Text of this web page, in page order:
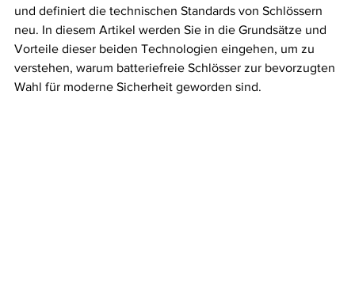
und definiert die technischen Standards von Schlössern
neu. In diesem Artikel werden Sie in die Grundsätze und
Vorteile dieser beiden Technologien eingehen, um zu
verstehen, warum batteriefreie Schlösser zur bevorzugten
Wahl für moderne Sicherheit geworden sind.